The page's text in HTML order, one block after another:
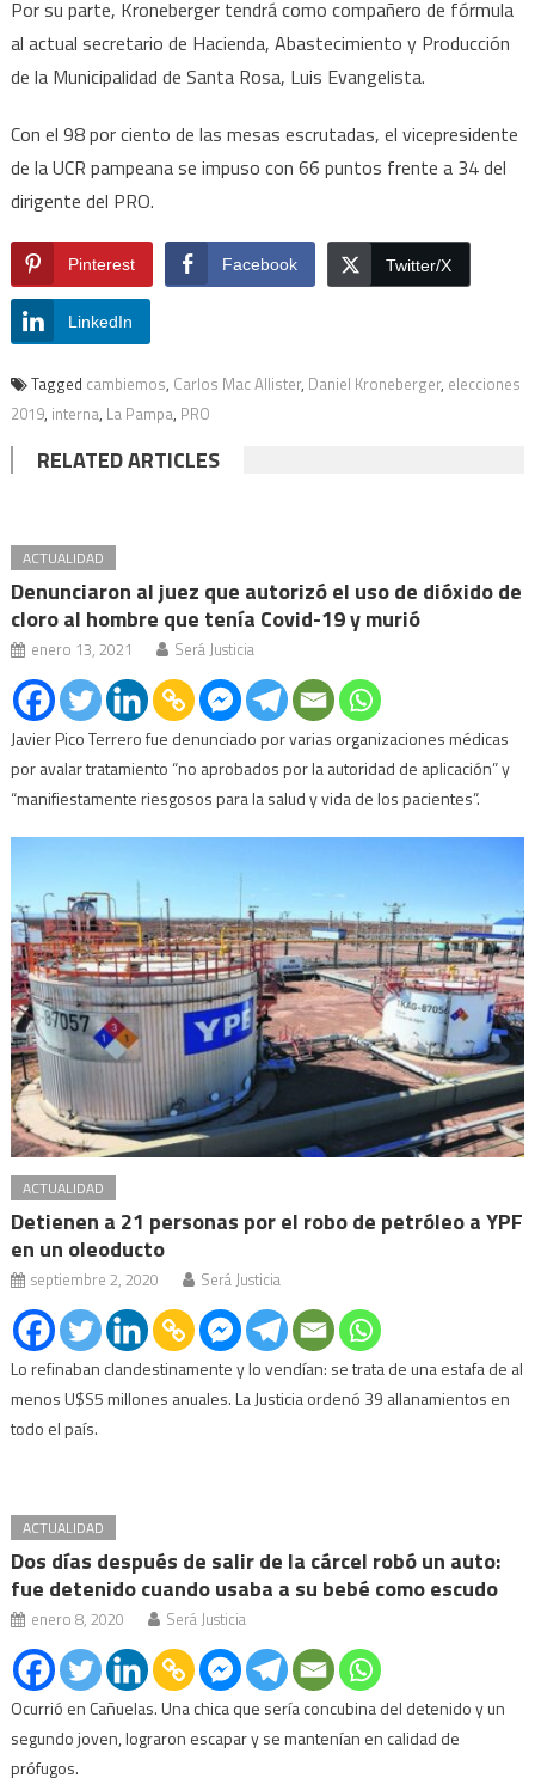
Por su parte, Kroneberger tendrá como compañero de fórmula
al actual secretario de Hacienda, Abastecimiento y Producción
de la Municipalidad de Santa Rosa, Luis Evangelista.
Con el 98 por ciento de las mesas escrutadas, el vicepresidente
de la UCR pampeana se impuso con 66 puntos frente a 34 del
dirigente del PRO.
Pinterest Facebook Twitter/X
LinkedIn
Tagged cambiemos, Carlos Mac Allister, Daniel Kroneberger, elecciones
2019, interna, La Pampa, PRO
RELATED ARTICLES
ACTUALIDAD
Denunciaron al juez que autorizó el uso de dióxido de
cloro al hombre que tenía Covid-19 y murió
enero 13, 2021 Será Justicia
Javier Pico Terrero fue denunciado por varias organizaciones médicas
por avalar tratamiento “no aprobados por la autoridad de aplicación” y
“manifiestamente riesgosos para la salud y vida de los pacientes”.
ACTUALIDAD
Detienen a 21 personas por el robo de petróleo a YPF
en un oleoducto
septiembre 2, 2020 Será Justicia
Lo refinaban clandestinamente y lo vendían: se trata de una estafa de al
menos U$S5 millones anuales. La Justicia ordenó 39 allanamientos en
todo el país.
ACTUALIDAD
Dos días después de salir de la cárcel robó un auto:
fue detenido cuando usaba a su bebé como escudo
enero 8, 2020 Será Justicia
Ocurrió en Cañuelas. Una chica que sería concubina del detenido y un
segundo joven, lograron escapar y se mantenían en calidad de
prófugos.